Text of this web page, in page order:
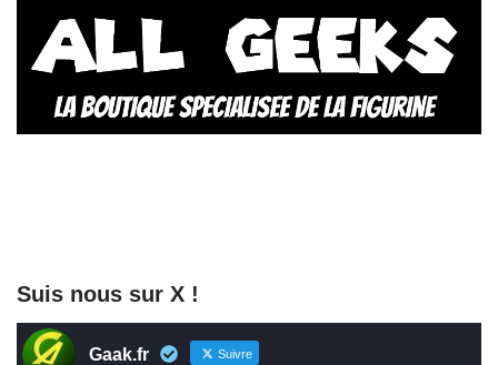
Suis nous sur X !
Gaak.fr Suivre